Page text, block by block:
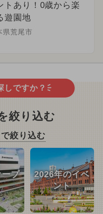
トあり！0歳から楽
遊園地
県荒尾市
しですか？
絞り込む
絞り込む
ープ
2026年のイベ
ント